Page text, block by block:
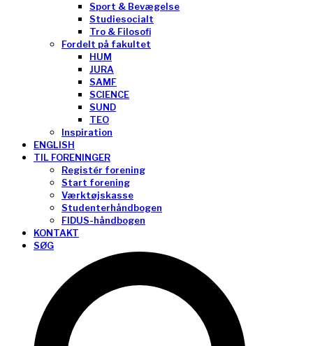
Sport & Bevægelse
Studiesocialt
Tro & Filosofi
Fordelt på fakultet
HUM
JURA
SAMF
SCIENCE
SUND
TEO
Inspiration
ENGLISH
TIL FORENINGER
Registér forening
Start forening
Værktøjskasse
Studenterhåndbogen
FIDUS-håndbogen
KONTAKT
SØG